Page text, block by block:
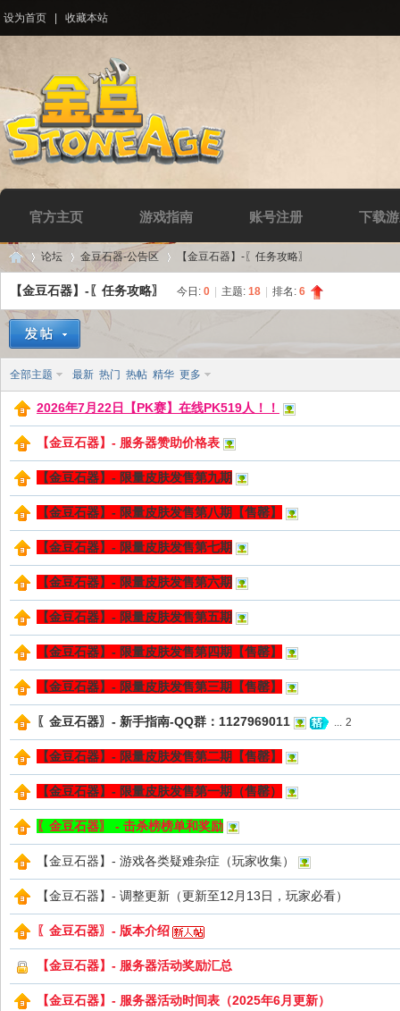
设为首页 收藏本站
官方主页 游戏指南 账号注册 下载
sc
uz!
Bo
»
论坛
›
金豆石器-公告区 【金豆石器】-〖任务攻略〗
【金豆石器】-〖任务攻略〗 今日: 0 主题: 18 排名: 6
全部主题 最新 热门 热帖 精华 更多
2026年7月22日【PK赛】在线PK519人！！
【金豆石器】- 服务器赞助价格表
【金豆石器】- 限量皮肤发售第九期
【金豆石器】- 限量皮肤发售第八期【售罄】
【金豆石器】- 限量皮肤发售第七期
【金豆石器】- 限量皮肤发售第六期
【金豆石器】- 限量皮肤发售第五期
【金豆石器】- 限量皮肤发售第四期【售罄】
【金豆石器】- 限量皮肤发售第三期【售罄】
〖金豆石器〗- 新手指南-QQ群：1127969011 ... 2
【金豆石器】- 限量皮肤发售第二期【售罄】
【金豆石器】- 限量皮肤发售第一期（售罄）
〖金豆石器〗 - 击杀榜榜单和奖励
【金豆石器】- 游戏各类疑难杂症（玩家收集）
【金豆石器】- 调整更新（更新至12月13日，玩家必看）
〖金豆石器〗- 版本介绍
【金豆石器】- 服务器活动奖励汇总
【金豆石器】- 服务器活动时间表（2025年6月更新）